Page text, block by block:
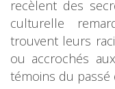
recèlent des
culturelle
trouvent leurs
ou accrochés
témoins du passé